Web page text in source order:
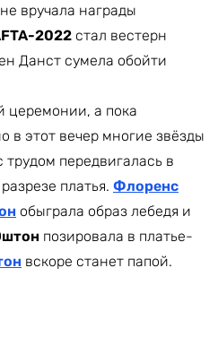
вручала награды
2022 стал вестерн
Данст сумела обойти
церемонии, а пока
в этот вечер многие звёзды
трудом передвигалась в
платья. Флоренс
обыграла образ лебедя и
позировала в платье-
вскоре станет папой.